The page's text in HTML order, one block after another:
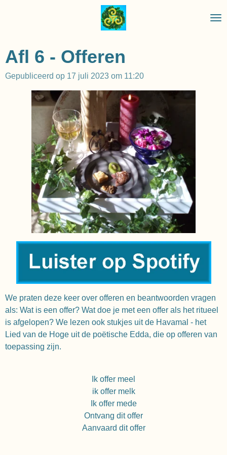
hoofdinhoud
Afl 6 - Offeren
Gepubliceerd op 17 juli 2023 om 11:20
We praten deze keer over offeren en beantwoorden vragen
als: Wat is een offer? Wat doe je met een offer als het ritueel
is afgelopen? We lezen ook stukjes uit de Havamal - het
Lied van de Hoge uit de poëtische Edda, die op offeren van
toepassing zijn.
Ik offer meel
ik offer melk
Ik offer mede
Ontvang dit offer
Aanvaard dit offer